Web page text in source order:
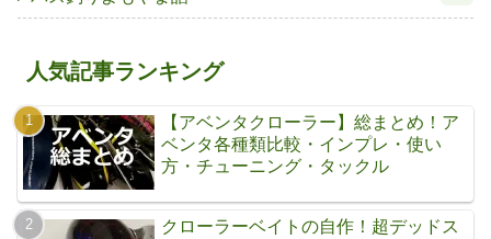
人気記事ランキング
【アベンタクローラー】総まとめ！ア
ベンタ各種類比較・インプレ・使い
方・チューニング・タックル
クローラーベイトの自作！超デッドス